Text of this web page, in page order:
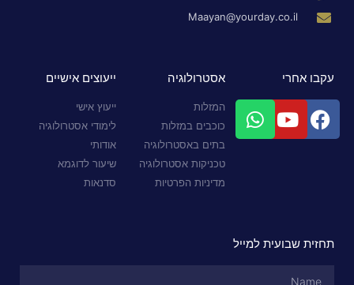
Maayan@yourday.co.il
עקבו אחרי אסטרולוגיה
המזלות
כוכבים במזלות
בתים באסטרולוגיה
טכניקות אסטרולוגיה
מדיניות הפרטיות
ייעוצים אישיים
ייעוץ אישי
לימודי אסטרולוגיה
אודותי
שיעור לדוגמא
סדנאות
תחזית שבועית למייל